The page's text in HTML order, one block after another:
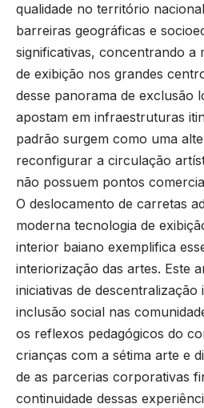
qualidade no território
barreiras geográficas e
significativas, concentrando a
de exibição nos grandes
desse panorama de exclusão
apostam em infraestruturas
padrão surgem como uma
reconfigurar a circulação
não possuem pontos
O deslocamento de carretas
moderna tecnologia de
interior baiano exemplifica
interiorização das artes. Este
iniciativas de descentralização
inclusão social nas
os reflexos pedagógicos do
crianças com a sétima arte e
de as parcerias corporativas
continuidade dessas